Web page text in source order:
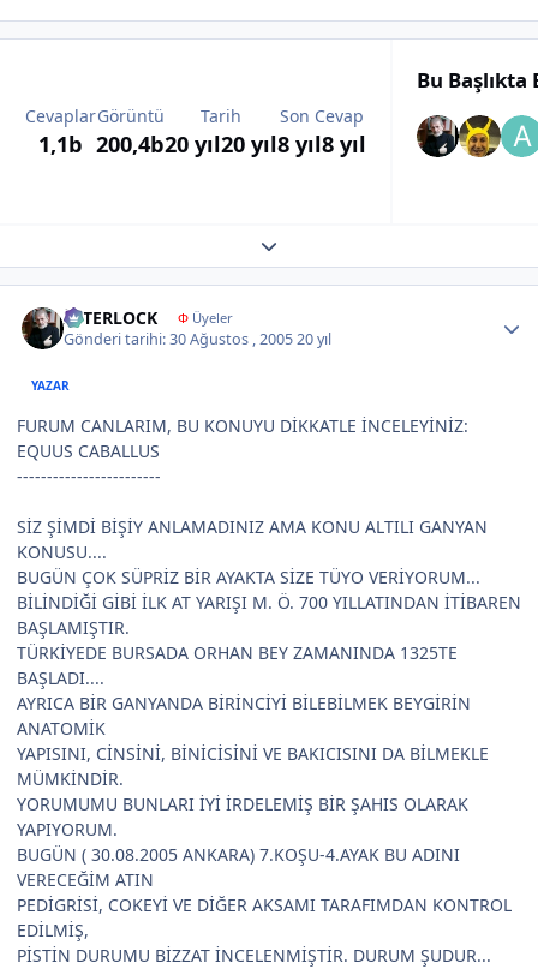
Cevaplar
1,1b
Görüntü
200,4b
Tarih
20 yıl20 yıl
Son Cevap
8 yıl8 yıl
Bu
Expand topic overview
İNTERLOCK ΦÜyeler
Gönderi tarihi:30 Ağustos , 200520 yıl
YAZAR
FURUM CANLARIM, BU KONUYU DİKKATLE İNCELEYİNİZ:
EQUUS CABALLUS
------------------------
SİZ ŞİMDİ BİŞİY ANLAMADINIZ AMA KONU ALTILI GANYAN
KONUSU....
BUGÜN ÇOK SÜPRİZ BİR AYAKTA SİZE TÜYO VERİYORUM...
BİLİNDİĞİ GİBİ İLK AT YARIŞI M. Ö. 700 YILLATINDAN İTİBAREN
BAŞLAMIŞTIR.
TÜRKİYEDE BURSADA ORHAN BEY ZAMANINDA 1325TE
BAŞLADI....
AYRICA BİR GANYANDA BİRİNCİYİ BİLEBİLMEK BEYGİRİN
ANATOMİK
YAPISINI, CİNSİNİ, BİNİCİSİNİ VE BAKICISINI DA BİLMEKLE
MÜMKİNDİR.
YORUMUMU BUNLARI İYİ İRDELEMİŞ BİR ŞAHIS OLARAK
YAPIYORUM.
BUGÜN ( 30.08.2005 ANKARA) 7.KOŞU-4.AYAK BU ADINI
VERECEĞİM ATIN
PEDİGRİSİ, COKEYİ VE DİĞER AKSAMI TARAFIMDAN KONTROL
EDİLMİŞ,
PİSTİN DURUMU BİZZAT İNCELENMİŞTİR. DURUM ŞUDUR...